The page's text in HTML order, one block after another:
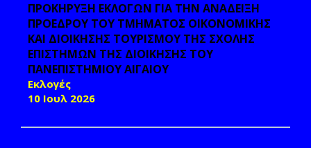
ΠΡΟΚΗΡΥΞΗ ΕΚΛΟΓΩΝ ΓΙΑ ΤΗΝ ΑΝΑΔΕΙΞΗ
ΠΡΟΕΔΡΟΥ ΤΟΥ ΤΜΗΜΑΤΟΣ ΟΙΚΟΝΟΜΙΚΗΣ
ΚΑΙ ΔΙΟΙΚΗΣΗΣ ΤΟΥΡΙΣΜΟΥ ΤΗΣ ΣΧΟΛΗΣ
ΕΠΙΣΤΗΜΩΝ ΤΗΣ ΔΙΟΙΚΗΣΗΣ ΤΟΥ
ΠΑΝΕΠΙΣΤΗΜΙΟΥ ΑΙΓΑΙΟΥ
Εκλογές
10 Ιουλ 2026